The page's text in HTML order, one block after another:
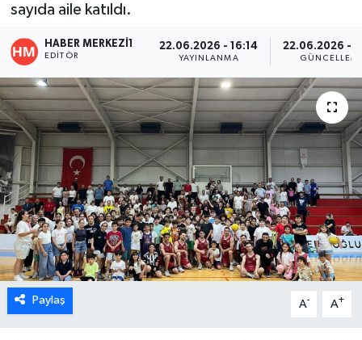
sayıda aile katıldı.
HABER MERKEZI1
EDITÖR
22.06.2026 - 16:14
YAYINLANMA
22.06.2026 -
Paylaş A- A+